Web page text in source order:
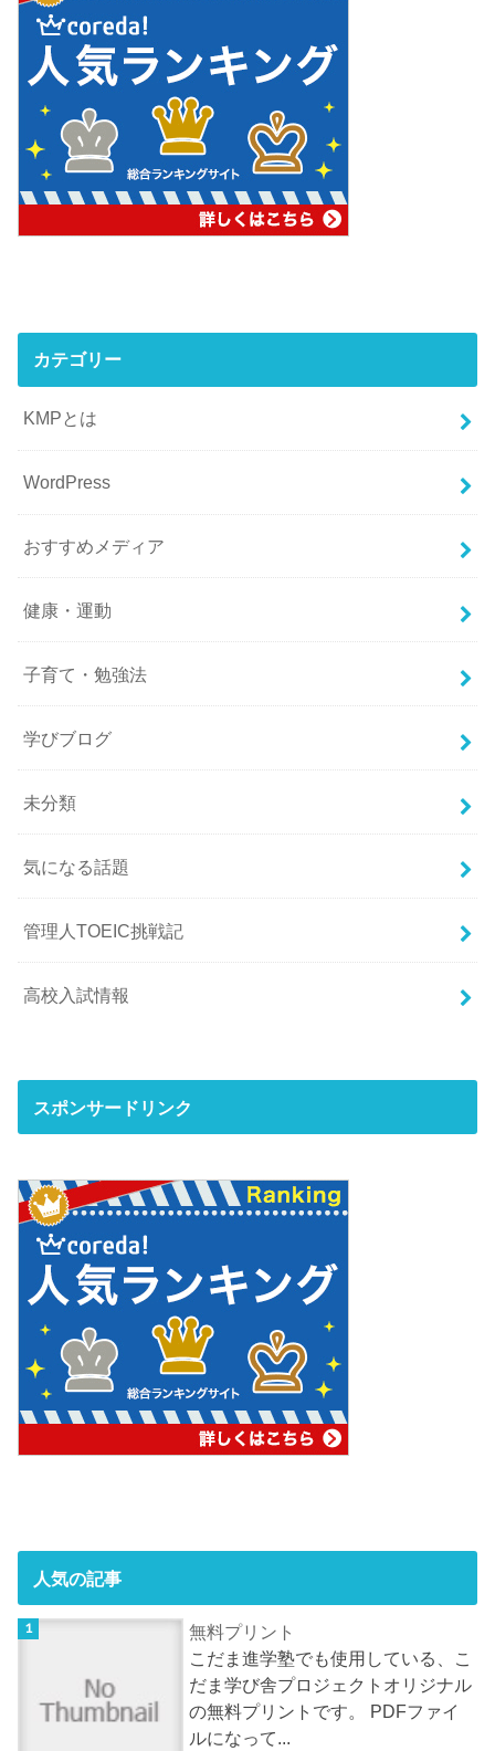
カテゴリー
KMPとは
WordPress
おすすめメディア
健康・運動
子育て・勉強法
学びブログ
未分類
気になる話題
管理人TOEIC挑戦記
高校入試情報
スポンサードリンク
人気の記事
無料プリント
こだま進学塾でも使用している、こ
だま学び舎プロジェクトオリジナル
の無料プリントです。 PDFファイ
ルになって...